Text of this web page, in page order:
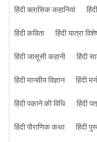
हिंदी क्लासिक कहानियां
हिंदी कविता
हिंदी यात्रा
हिंदी जासूसी कहानी
हिंदी
हिंदी मानवीय विज्ञान
हिंदी
हिंदी पकाने की विधि
हिंदी
हिंदी पौराणिक कथा
हिंदी